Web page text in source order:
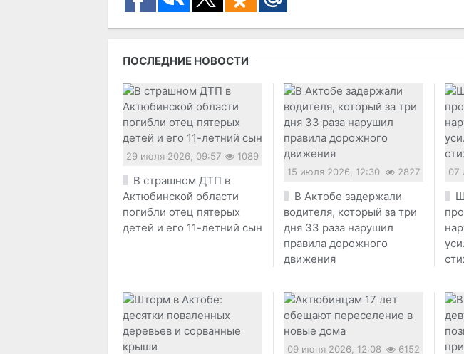
ПОСЛЕДНИЕ НОВОСТИ
29 июля 2026, 09:57 1089
В страшном ДТП в
Актюбинской области
погибли отец пятерых
детей и его 11-летний сын
15 июля 2026, 12:30 2827
В Актобе задержали
водителя, который за три
дня 33 раза нарушил
правила дорожного
движения
07
09 июня 2026, 12:08 6152